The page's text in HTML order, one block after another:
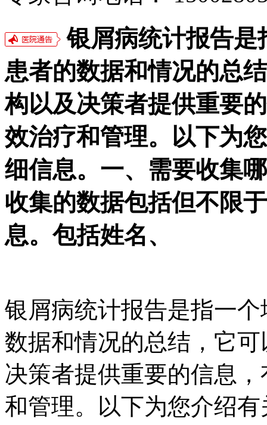
银屑病统计报告是
患者的数据和情况的总
构以及决策者提供重要
效治疗和管理。以下为
细信息。一、需要收集
收集的数据包括但不限
息。包括姓名、
银屑病统计报告是指一
数据和情况的总结，它
决策者提供重要的信息
和管理。以下为您介绍